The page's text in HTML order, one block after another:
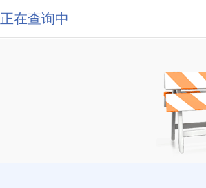
正在查询中